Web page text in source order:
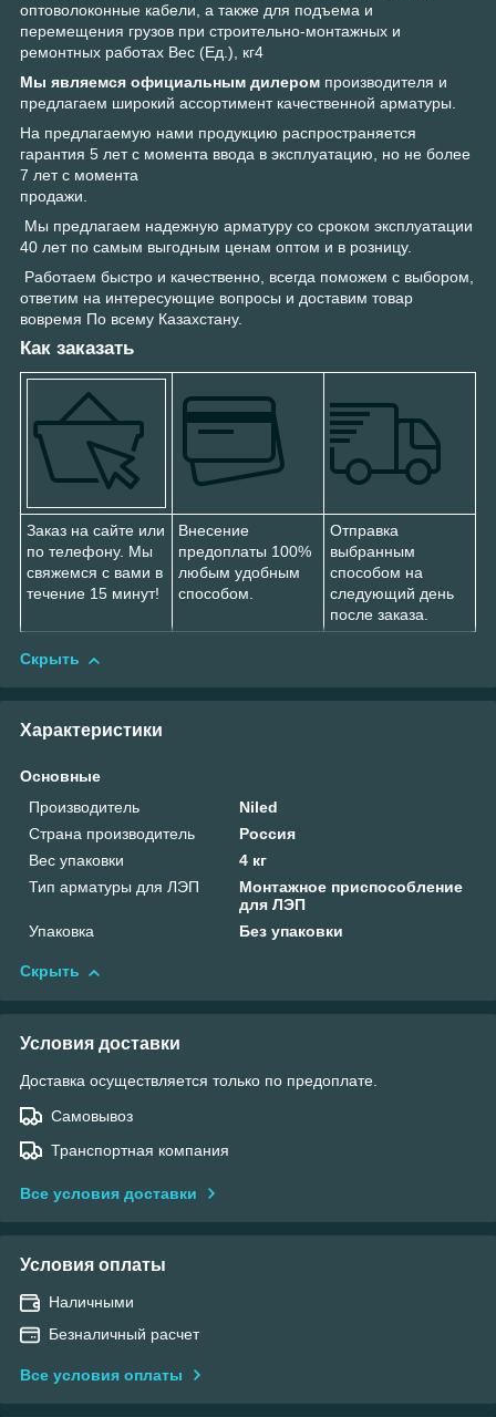
оптоволоконные кабели, а также для подъема и
перемещения грузов при строительно-монтажных и
ремонтных работах Вес (Ед.), кг4
Мы являемся официальным дилером производителя и
предлагаем широкий ассортимент качественной арматуры.
На предлагаемую нами продукцию распространяется
гарантия 5 лет с момента ввода в эксплуатацию, но не более
7 лет с момента
продажи.
Мы предлагаем надежную арматуру со сроком эксплуатации
40 лет по самым выгодным ценам оптом и в розницу.
Работаем быстро и качественно, всегда поможем с выбором,
ответим на интересующие вопросы и доставим товар
вовремя По всему Казахстану.
Как заказать
Заказ на сайте или
по телефону. Мы
свяжемся с вами в
течение 15 минут!
Внесение
предоплаты 100%
любым удобным
способом.
Отправка
выбранным
способом на
следующий день
после заказа.
Скрыть
Характеристики
Основные
Производитель
Niled
Страна производитель
Россия
Вес упаковки
4 кг
Тип арматуры для ЛЭП
Монтажное приспособление
для ЛЭП
Упаковка
Без упаковки
Скрыть
Условия доставки
Доставка осуществляется только по предоплате.
Самовывоз
Транспортная компания
Все условия доставки
Условия оплаты
Наличными
Безналичный расчет
Все условия оплаты